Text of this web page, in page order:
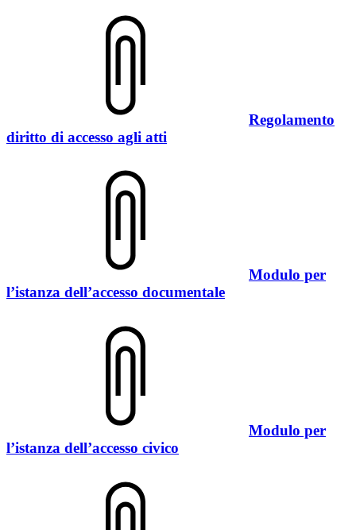
Regolamento
diritto di accesso agli atti
Modulo per
l’istanza dell’accesso documentale
Modulo per
l’istanza dell’accesso civico